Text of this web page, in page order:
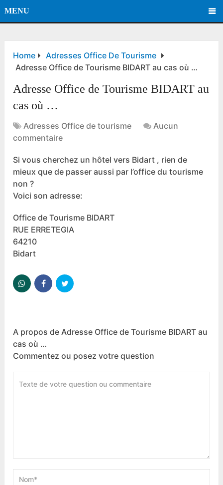
MENU
Home
Adresses Office De Tourisme
Adresse Office de Tourisme BIDART au cas où …
Adresse Office de Tourisme BIDART au
cas où …
Adresses Office de tourisme
Aucun
commentaire
Si vous cherchez un hôtel vers Bidart , rien de
mieux que de passer aussi par l’office du tourisme
non ?
Voici son adresse:
Office de Tourisme BIDART
RUE ERRETEGIA
64210
Bidart
A propos de Adresse Office de Tourisme BIDART au
cas où …
Commentez ou posez votre question